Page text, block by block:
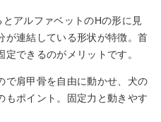
アルファベットのHの形に見
が連結している形状が特徴。首
できるのがメリットです。
で肩甲骨を自由に動かせ、犬の
もポイント。固定力と動きやす